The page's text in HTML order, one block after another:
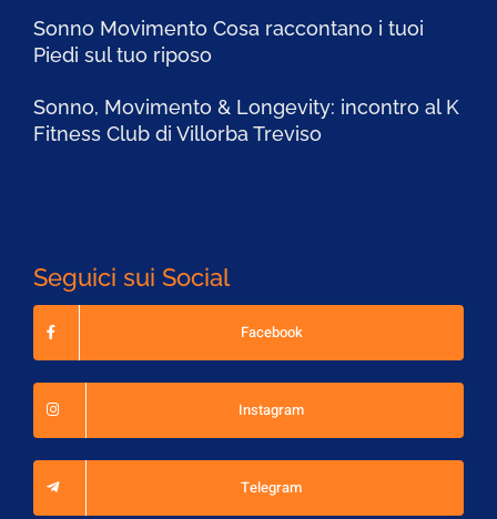
Sonno Movimento Cosa raccontano i tuoi
Piedi sul tuo riposo
Sonno, Movimento & Longevity: incontro al K
Fitness Club di Villorba Treviso
Seguici sui Social
Facebook
Instagram
Telegram